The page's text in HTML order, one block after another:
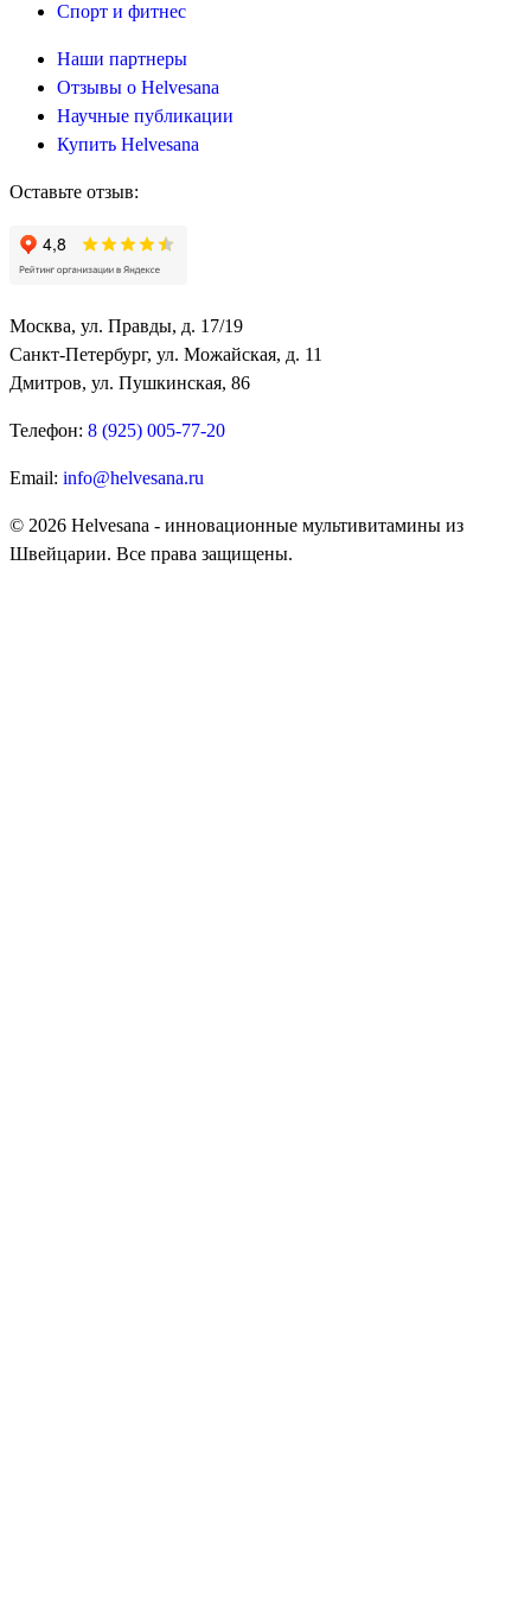
Спорт и фитнес
Наши партнеры
Отзывы о Helvesana
Научные публикации
Купить Helvesana
Оставьте отзыв:
Москва, ул. Правды, д. 17/19
Санкт-Петербург, ул. Можайская, д. 11
Дмитров, ул. Пушкинская, 86
Телефон: 8 (925) 005-77-20
Email: info@helvesana.ru
© 2026 Helvesana - инновационные мультивитамины из
Швейцарии. Все права защищены.